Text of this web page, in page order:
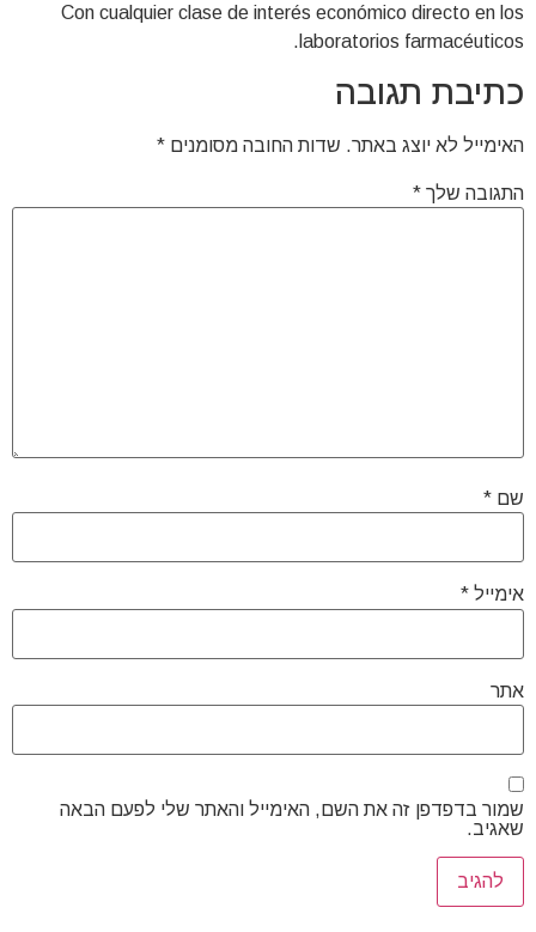
Con cualquier clase de interés económico directo en los
laboratorios farmacéuticos.
כתיבת תגובה
האימייל לא יוצג באתר. שדות החובה מסומנים *
התגובה שלך *
שם *
אימייל *
אתר
שמור בדפדפן זה את השם, האימייל והאתר שלי לפעם הבאה
שאגיב.